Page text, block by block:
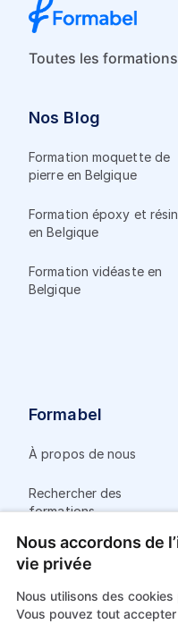
Nous accordons de
vie privée
Nous utilisons des
Vous pouvez tout
Toutes les
Nos Blog
Formation moquette de
pierre en Belgique
Formation époxy et
en Belgique
Formation vidéaste en
Belgique
Formabel
À propos de nous
Rechercher des
formations
Poster une nouvelle
formation